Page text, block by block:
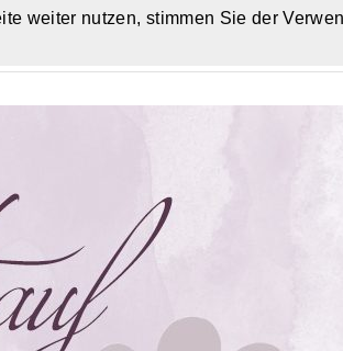
weiter nutzen, stimmen Sie der